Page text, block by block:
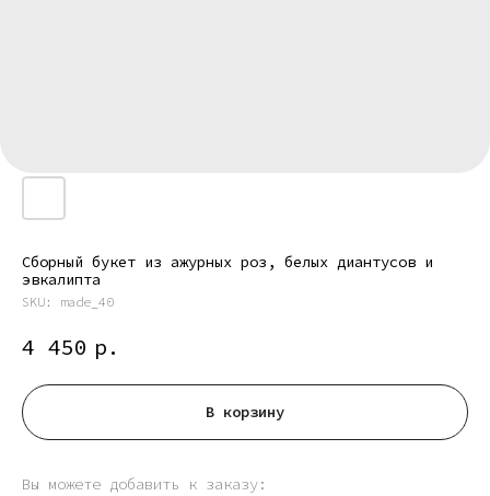
Сборный букет из ажурных роз, белых диантусов и
эвкалипта
SKU: made_40
4 450 р.
В корзину
Вы можете добавить к заказу: